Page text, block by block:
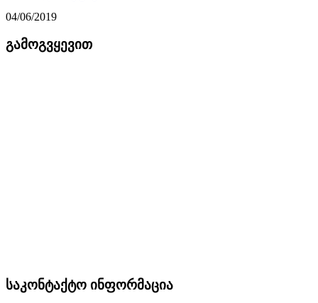
04/06/2019
გამოგვყევით
საკონტაქტო ინფორმაცია